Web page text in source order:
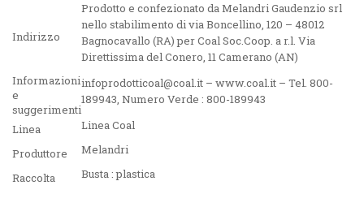
Indirizzo
Prodotto e confezionato da Melandri Gaudenzio srl
nello stabilimento di via Boncellino, 120 – 48012
Bagnocavallo (RA) per Coal Soc.Coop. a r.l. Via
Direttissima del Conero, 11 Camerano (AN)
Informazioni
e
suggerimenti
infoprodotticoal@coal.it – www.coal.it – Tel. 800-
189943, Numero Verde : 800-189943
Linea
Linea Coal
Produttore
Melandri
Raccolta
Busta : plastica